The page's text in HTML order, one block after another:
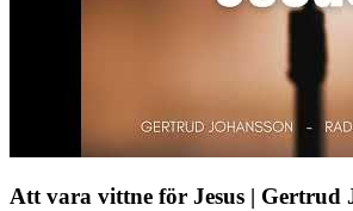
Att vara vittne för Jesus | Gertrud